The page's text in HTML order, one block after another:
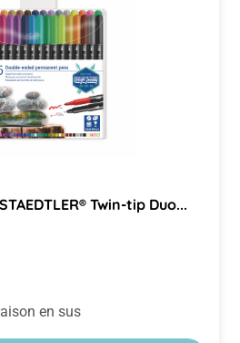
Twin-tip Duo...
en sus